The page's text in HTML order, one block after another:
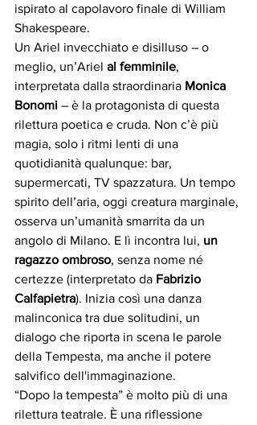
ispirato al capolavoro finale di William
Shakespeare.
Un Ariel invecchiato e disilluso – o
meglio, un’Ariel al femminile,
interpretata dalla straordinaria Monica
Bonomi – è la protagonista di questa
rilettura poetica e cruda. Non c’è più
magia, solo i ritmi lenti di una
quotidianità qualunque: bar,
supermercati, TV spazzatura. Un tempo
spirito dell’aria, oggi creatura marginale,
osserva un’umanità smarrita da un
angolo di Milano. E lì incontra lui, un
ragazzo ombroso, senza nome né
certezze (interpretato da Fabrizio
Calfapietra). Inizia così una danza
malinconica tra due solitudini, un
dialogo che riporta in scena le parole
della Tempesta, ma anche il potere
salvifico dell'immaginazione.
“Dopo la tempesta” è molto più di una
rilettura teatrale. È una riflessione